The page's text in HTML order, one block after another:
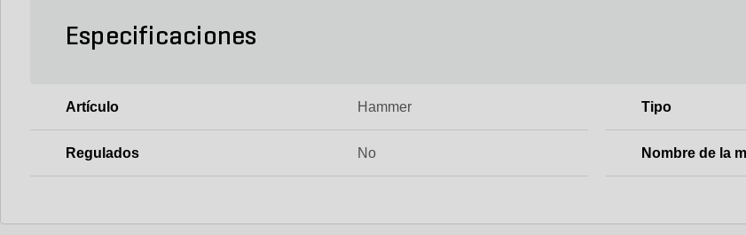
Especificaciones
Artículo Hammer Tipo
Regulados No Nombre de la